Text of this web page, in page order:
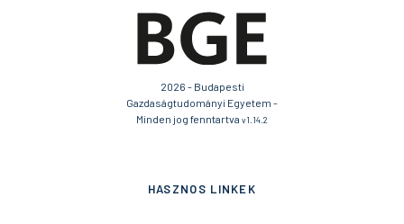
2026 - Budapesti
Gazdaságtudományi Egyetem -
Minden jog fenntartva v1.14.2
HASZNOS LINKEK